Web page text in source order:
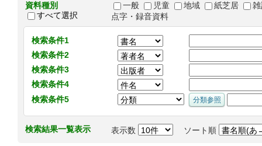
資料種別
すべて選択
一般 児童 地域 紙芝居
点字・録音資料
検索条件1
検索条件2
検索条件3
検索条件4
検索条件5
検索結果一覧表示 表示数 ソート順